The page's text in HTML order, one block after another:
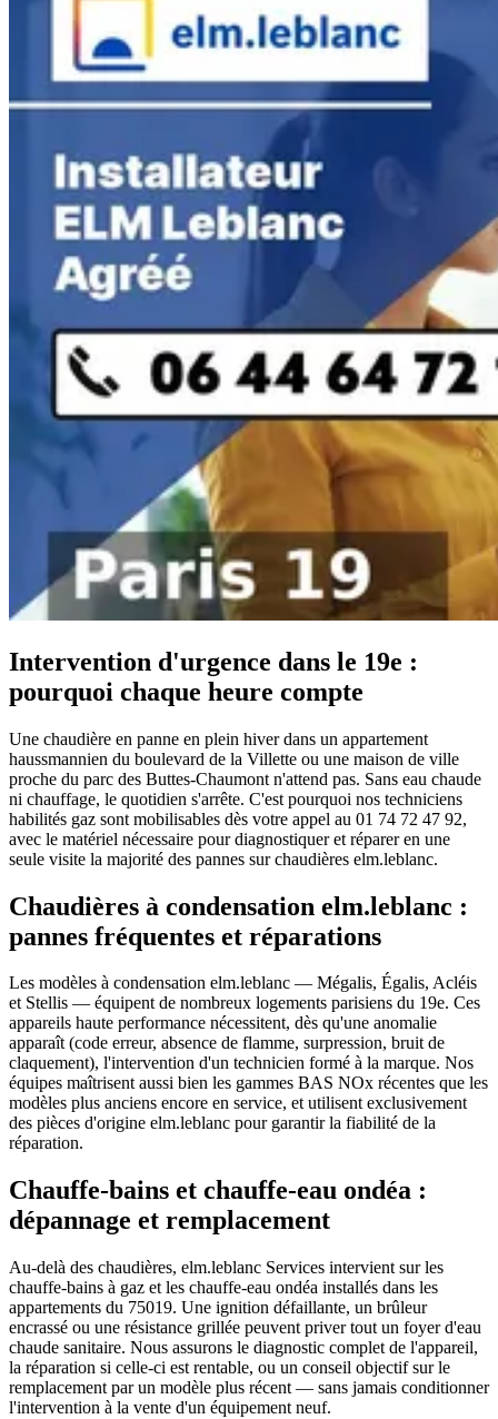
Intervention d'urgence dans le 19e :
pourquoi chaque heure compte
Une chaudière en panne en plein hiver dans un appartement
haussmannien du boulevard de la Villette ou une maison de ville
proche du parc des Buttes-Chaumont n'attend pas. Sans eau chaude
ni chauffage, le quotidien s'arrête. C'est pourquoi nos techniciens
habilités gaz sont mobilisables dès votre appel au 01 74 72 47 92,
avec le matériel nécessaire pour diagnostiquer et réparer en une
seule visite la majorité des pannes sur chaudières elm.leblanc.
Chaudières à condensation elm.leblanc :
pannes fréquentes et réparations
Les modèles à condensation elm.leblanc — Mégalis, Égalis, Acléis
et Stellis — équipent de nombreux logements parisiens du 19e. Ces
appareils haute performance nécessitent, dès qu'une anomalie
apparaît (code erreur, absence de flamme, surpression, bruit de
claquement), l'intervention d'un technicien formé à la marque. Nos
équipes maîtrisent aussi bien les gammes BAS NOx récentes que les
modèles plus anciens encore en service, et utilisent exclusivement
des pièces d'origine elm.leblanc pour garantir la fiabilité de la
réparation.
Chauffe-bains et chauffe-eau ondéa :
dépannage et remplacement
Au-delà des chaudières, elm.leblanc Services intervient sur les
chauffe-bains à gaz et les chauffe-eau ondéa installés dans les
appartements du 75019. Une ignition défaillante, un brûleur
encrassé ou une résistance grillée peuvent priver tout un foyer d'eau
chaude sanitaire. Nous assurons le diagnostic complet de l'appareil,
la réparation si celle-ci est rentable, ou un conseil objectif sur le
remplacement par un modèle plus récent — sans jamais conditionner
l'intervention à la vente d'un équipement neuf.